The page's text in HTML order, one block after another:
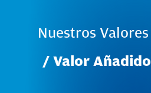
Nuestros Valores
/ Valor Añadido